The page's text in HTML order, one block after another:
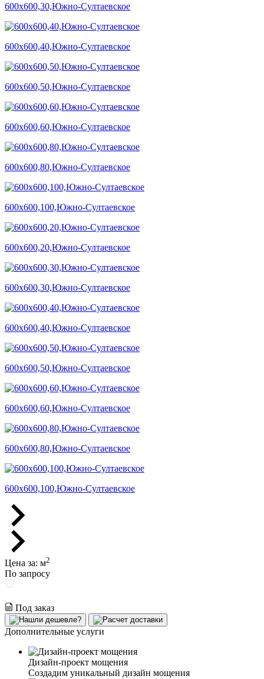
600х600,30,Южно-Султаевское
600х600,40,Южно-Султаевское
600х600,50,Южно-Султаевское
600х600,60,Южно-Султаевское
600х600,80,Южно-Султаевское
600х600,100,Южно-Султаевское
600х600,20,Южно-Султаевское
600х600,30,Южно-Султаевское
600х600,40,Южно-Султаевское
600х600,50,Южно-Султаевское
600х600,60,Южно-Султаевское
600х600,80,Южно-Султаевское
600х600,100,Южно-Султаевское
Цена за: м2
По запросу
Под заказ
Дополнительные услуги
Дизайн-проект мощения
Создадим уникальный дизайн мощения